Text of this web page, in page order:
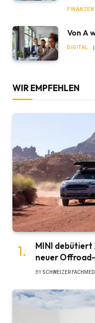
FINANZEN
Von A
DIGITAL
WIR EMPFEHLEN
MINI debütiert
neuer
BY SCHWEIZER